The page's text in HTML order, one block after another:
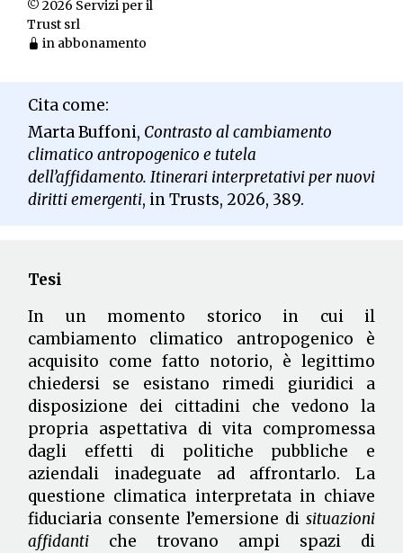
© 2026 Servizi per il
Trust srl
in abbonamento
Cita come:
Marta Buffoni, Contrasto al cambiamento
climatico antropogenico e tutela
dell’affidamento. Itinerari interpretativi per nuovi
diritti emergenti, in Trusts, 2026, 389.
Tesi
In un momento storico in cui il
cambiamento climatico antropogenico è
acquisito come fatto notorio, è legittimo
chiedersi se esistano rimedi giuridici a
disposizione dei cittadini che vedono la
propria aspettativa di vita compromessa
dagli effetti di politiche pubbliche e
aziendali inadeguate ad affrontarlo. La
questione climatica interpretata in chiave
fiduciaria consente l’emersione di situazioni
affidanti che trovano ampi spazi di